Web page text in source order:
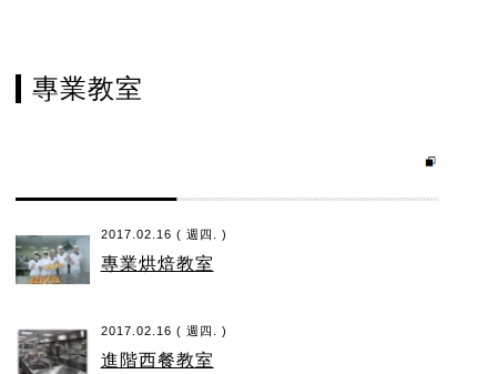
專業教室
2017.02.16 ( 週四. )
專業烘焙教室
2017.02.16 ( 週四. )
進階西餐教室